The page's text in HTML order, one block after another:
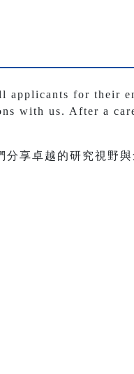
applicants for their
with us. After a
享卓越的研究視野